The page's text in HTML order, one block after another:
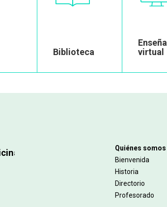
Biblioteca
virtual
principal
Quiénes somos
Bienvenida
Historia
Directorio
Profesorado